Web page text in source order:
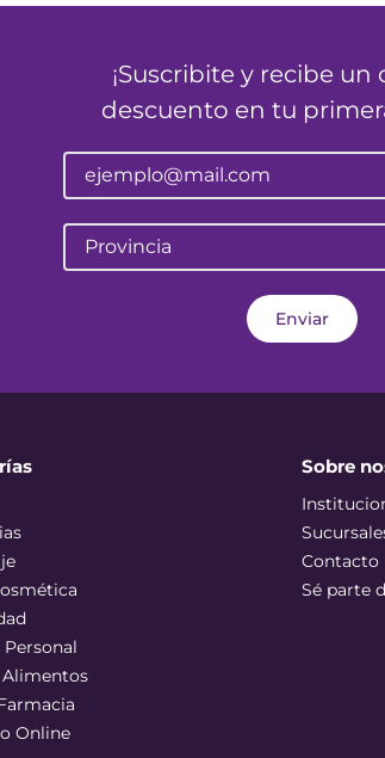
¡Suscribite y recibe un
descuento en tu
Provincia
Enviar
Online
Sobre
Contacto
Sé parte